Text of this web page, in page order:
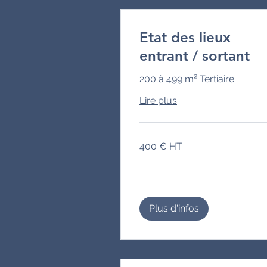
Etat des lieux
entrant / sortant
200 à 499 m² Tertiaire
Lire plus
€
400 € HT
Plus d'infos